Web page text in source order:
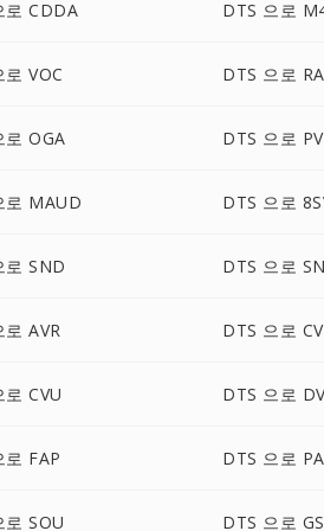
로 CDDA DTS 으로
VOC DTS 으로 RA
로 OGA DTS 으로
로 MAUD DTS 으로
로 SND DTS 으로
로 AVR DTS 으로
CVU DTS 으로
로 FAP DTS 으로
로 SOU DTS 으로